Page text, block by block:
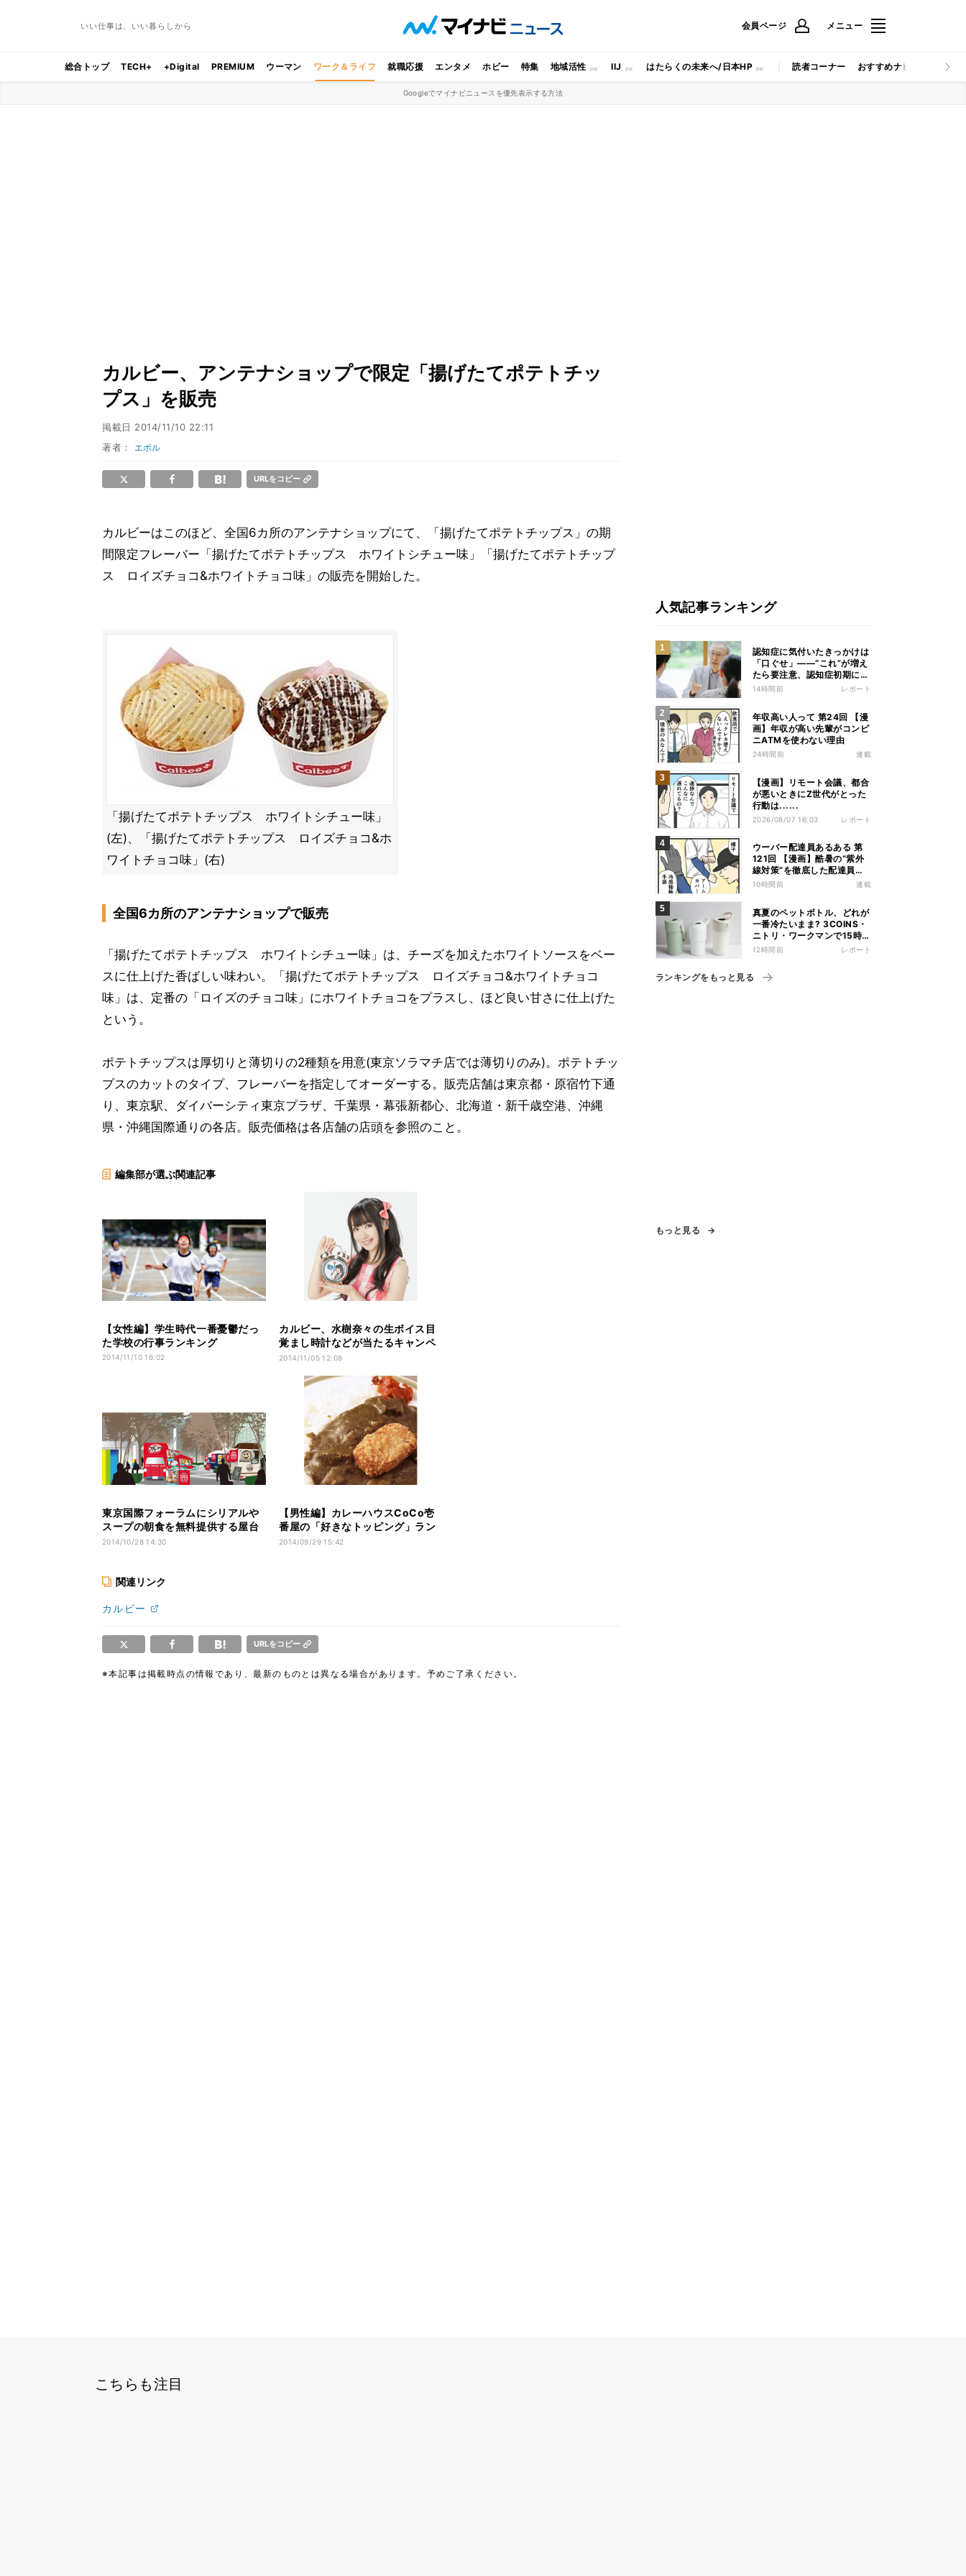
いい仕事は、いい暮らしから 会員ページ メニュー
総合トップ TECH+ +Digital PREMIUM ウーマン ワーク＆ライフ 就職応援 エンタメ ホビー 特集 地域活性 IIJ はたらくの未来へ/日本HP 読者コーナー おすすめナビ マイナビ
Googleでマイナビニュースを優先表示する方法
カルビー、アンテナショップで限定「揚げたてポテトチッ
プス」を販売
掲載日 2014/11/10 22:11
著者： エボル
URLをコピー
カルビーはこのほど、全国6カ所のアンテナショップにて、「揚げたてポテトチップス」の期
間限定フレーバー「揚げたてポテトチップス ホワイトシチュー味」「揚げたてポテトチップ
ス ロイズチョコ&ホワイトチョコ味」の販売を開始した。
「揚げたてポテトチップス ホワイトシチュー味」
(左)、「揚げたてポテトチップス ロイズチョコ&ホ
ワイトチョコ味」(右)
全国6カ所のアンテナショップで販売
「揚げたてポテトチップス ホワイトシチュー味」は、チーズを加えたホワイトソースをベー
スに仕上げた香ばしい味わい。「揚げたてポテトチップス ロイズチョコ&ホワイトチョコ
味」は、定番の「ロイズのチョコ味」にホワイトチョコをプラスし、ほど良い甘さに仕上げた
という。
ポテトチップスは厚切りと薄切りの2種類を用意(東京ソラマチ店では薄切りのみ)。ポテトチッ
プスのカットのタイプ、フレーバーを指定してオーダーする。販売店舗は東京都・原宿竹下通
り、東京駅、ダイバーシティ東京プラザ、千葉県・幕張新都心、北海道・新千歳空港、沖縄
県・沖縄国際通りの各店。販売価格は各店舗の店頭を参照のこと。
編集部が選ぶ関連記事
【女性編】学生時代一番憂鬱だっ
た学校の行事ランキング
2014/11/10 16:02
カルビー、水樹奈々の生ボイス目
覚まし時計などが当たるキャンペ
ーン開始
2014/11/05 12:08
東京国際フォーラムにシリアルや
スープの朝食を無料提供する屋台
がオープン
2014/10/28 14:30
【男性編】カレーハウスCoCo壱
番屋の「好きなトッピング」ラン
キング
2014/09/29 15:42
関連リンク
カルビー
URLをコピー
※本記事は掲載時点の情報であり、最新のものとは異なる場合があります。予めご了承ください。
人気記事ランキング
認知症に気付いたきっかけは
「口ぐせ」――“これ”が増え
たら要注意、認知症初期に見
られる「会話の特徴」とは
14時間前 レポート
年収高い人って 第24回 【漫
画】年収が高い先輩がコンビ
ニATMを使わない理由
24時間前 連載
【漫画】リモート会議、都合
が悪いときにZ世代がとった
行動は......
2026/08/07 16:03 レポート
ウーバー配達員あるある 第
121回 【漫画】酷暑の“紫外
線対策”を徹底した配達員
が、数カ月後に絶句した理由
10時間前 連載
真夏のペットボトル、どれが
一番冷たいまま? 3COINS・
ニトリ・ワークマンで15時間
検証してみた
12時間前 レポート
ランキングをもっと見る
もっと見る
こちらも注目